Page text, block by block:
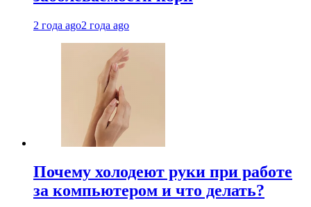
2 года ago2 года ago
Почему холодеют руки при работе
за компьютером и что делать?